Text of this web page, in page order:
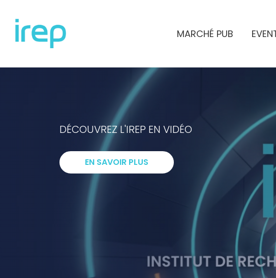
MARCHÉ PUB
INSTITUT DE RECHERCHES ET D'ETUDES
Intelligence
echerche
xpertise
rospective
DÉCOUVREZ L'IREP EN VIDÉO
EN SAVOIR PLUS